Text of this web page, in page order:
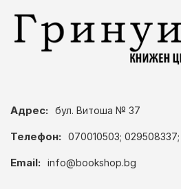
Адрес: бул. Витоша № 37
Телефон: 070010503; 029508337;
Email: info@bookshop.bg